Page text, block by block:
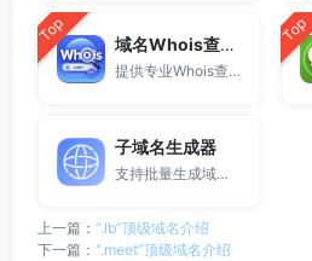
Top 域名Whois查询工具
提供专业Whois查询与域名信息查询服务，支持查询域名注册信息、注册商、到期时间及DNS记录，适用于域名检测、SEO分析及站长工具使用。
Top
子域名生成器
支持批量生成域名与泛解析子域名，适用于站群部署、SEO测试与开发环境使用。
上一篇： “.lb”顶级域名介绍
下一篇： “.meet”顶级域名介绍